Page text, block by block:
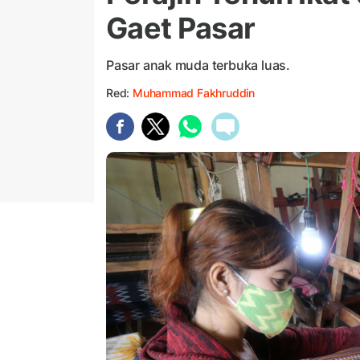
Gaet Pasar
Pasar anak muda terbuka luas.
Red: Muhammad Fakhruddin